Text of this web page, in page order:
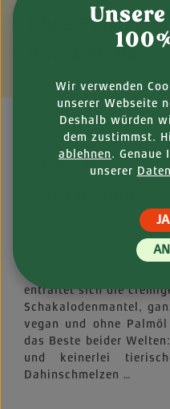
Ohne Palmöl
Knackige
BESCHREIBUNG
Wer Yogurette mag,
Strawberry lieben!
entfaltet sich die
Schakalodenmantel,
vegan und ohne
das Beste beider
und keinerlei
Dahinschmelzen …
Wir verwenden
unserer Webseite
Deshalb würden
dem zustimmst.
ablehnen. Genaue
unserer